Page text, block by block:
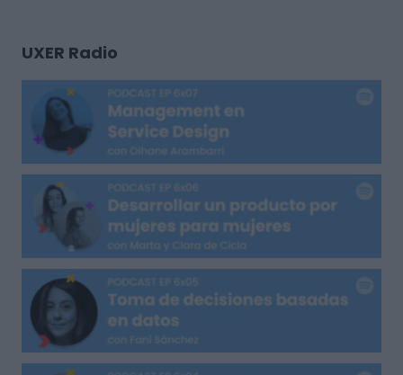
UXER Radio